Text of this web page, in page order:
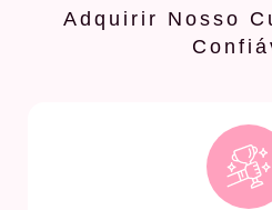
Adquirir Nosso